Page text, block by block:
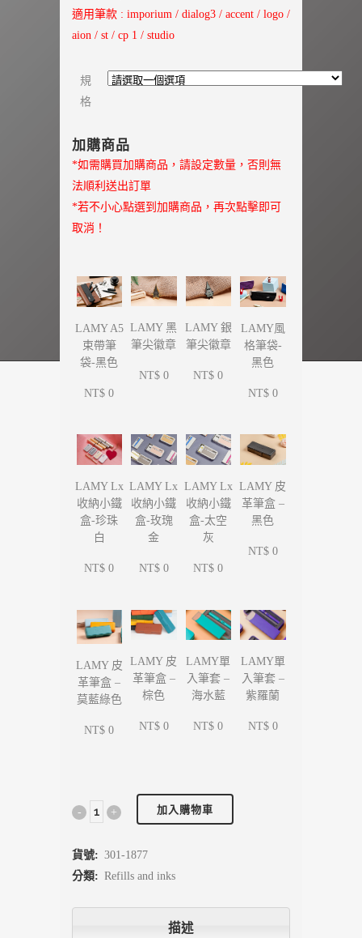
適用筆款 : imporium / dialog3 / accent / logo /
aion / st / cp 1 / studio
規
格
加購商品
*如需購買加購商品，請設定數量，否則無
法順利送出訂單
*若不小心點選到加購商品，再次點擊即可
取消！
LAMY A5
束帶筆
袋-黑色
NT$ 0
LAMY 黑
筆尖徽章
NT$ 0
LAMY 銀
筆尖徽章
NT$ 0
LAMY風
格筆袋-
黑色
NT$ 0
LAMY Lx
收納小鐵
盒-珍珠
白
NT$ 0
LAMY Lx
收納小鐵
盒-玫瑰
金
NT$ 0
LAMY Lx
收納小鐵
盒-太空
灰
NT$ 0
LAMY 皮
革筆盒 –
黑色
NT$ 0
LAMY 皮
革筆盒 –
莫藍綠色
NT$ 0
LAMY 皮
革筆盒 –
棕色
NT$ 0
LAMY單
入筆套 –
海水藍
NT$ 0
LAMY單
入筆套 –
紫羅蘭
NT$ 0
加入購物車
貨號: 301-1877
分類: Refills and inks
描述